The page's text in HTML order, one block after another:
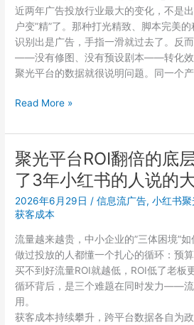
投
才
不
亏
钱？
套
用
的
投
放
SOP
拆
近两年广告投放行业最大的变化，不是
户变”精”了。那种打光精致、脚本完美
识别出是广告，手指一滑就过去了。反
——没有修图、没有预设剧本——转化效
聚光平台的数据就很说明问题。同一个
聚
平
台
新
手
入
门：
放
前
先
理
清
这
Read More »
聚光平台ROI翻倍的底
了3年小红书的人说的
2026年6月29日 /信息流广告,小红书聚
获客成本
流量越来越贵，中小企业的”三体困境”如
做过投放的人都懂一个扎心的循环：预
买不到好流量ROI就越低，ROI低了老板
循环背后，是三个难题在同时发力——
用。
获客成本持续攀升，跨平台数据各自为